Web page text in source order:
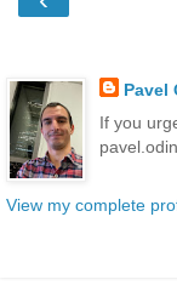
Pavel
If you
View my complete